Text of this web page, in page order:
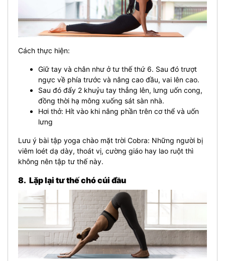
Cách thực hiện:
Giữ tay và chân như ở tư thế thứ 6. Sau đó trượt
ngực về phía trước và nâng cao đầu, vai lên cao.
Sau đó đẩy 2 khuỷu tay thẳng lên, lưng uốn cong,
đồng thời hạ mông xuống sát sàn nhà.
Hơi thở: Hít vào khi nâng phần trên cơ thể và uốn
lưng
Lưu ý bài tập yoga chào mặt trời Cobra: Những người bị
viêm loét dạ dày, thoát vị, cường giáo hay lao ruột thì
không nên tập tư thế này.
8. Lặp lại tư thế chó cúi đầu